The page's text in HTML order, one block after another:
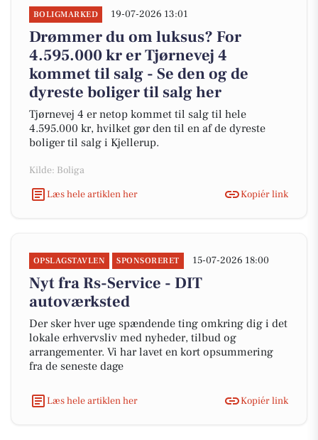
BOLIGMARKED 19-07-2026 13:01
Drømmer du om luksus? For
4.595.000 kr er Tjørnevej 4
kommet til salg - Se den og de
dyreste boliger til salg her
Tjørnevej 4 er netop kommet til salg til hele
4.595.000 kr, hvilket gør den til en af de dyreste
boliger til salg i Kjellerup.
Kilde: Boliga
Læs hele artiklen her
Kopiér link
OPSLAGSTAVLEN SPONSORERET 15-07-2026 18:00
Nyt fra Rs-Service - DIT
autoværksted
Der sker hver uge spændende ting omkring dig i det
lokale erhvervsliv med nyheder, tilbud og
arrangementer. Vi har lavet en kort opsummering
fra de seneste dage
Læs hele artiklen her Kopiér link